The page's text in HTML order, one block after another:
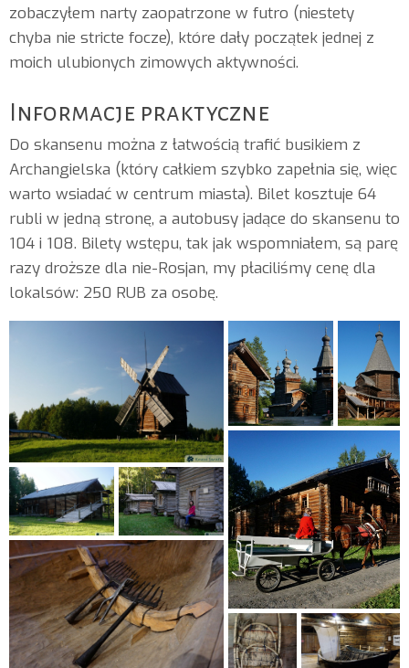
zobaczyłem narty zaopatrzone w futro (niestety
chyba nie stricte focze), które dały początek jednej z
moich ulubionych zimowych aktywności.
Informacje praktyczne
Do skansenu można z łatwością trafić busikiem z
Archangielska (który całkiem szybko zapełnia się, więc
warto wsiadać w centrum miasta). Bilet kosztuje 64
rubli w jedną stronę, a autobusy jadące do skansenu to
104 i 108. Bilety wstępu, tak jak wspomniałem, są parę
razy droższe dla nie-Rosjan, my płaciliśmy cenę dla
lokalsów: 250 RUB za osobę.
Dom...
ryby w okolicy
miały niełatwy los..
W...